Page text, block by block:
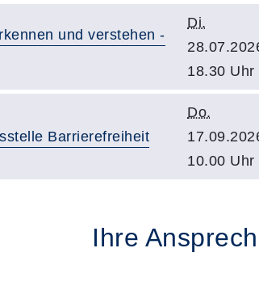
und verstehen -
Di.
18.30 Uhr
Barrierefreiheit
Do.
10.00 Uhr
Ihre